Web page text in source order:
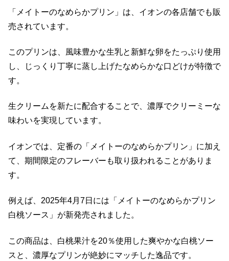
「メイトーのなめらかプリン」は、イオンの各店舗でも販
売されています。
このプリンは、風味豊かな生乳と新鮮な卵をたっぷり使用
し、じっくり丁寧に蒸し上げたなめらかな口どけが特徴で
す。
生クリームを新たに配合することで、濃厚でクリーミーな
味わいを実現しています。
イオンでは、定番の「メイトーのなめらかプリン」に加え
て、期間限定のフレーバーも取り扱われることがありま
す。
例えば、2025年4月7日には「メイトーのなめらかプリン
白桃ソース」が新発売されました。
この商品は、白桃果汁を20％使用した爽やかな白桃ソー
スと、濃厚なプリンが絶妙にマッチした逸品です。